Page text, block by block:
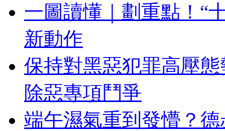
一圖讀懂｜劃重點！“
新動作
保持對黑惡犯罪高壓
除惡專項鬥爭
端午濕氣重到發懵？